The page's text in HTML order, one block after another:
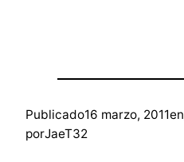
Publicado16 marzo, 2011en
porJaeT32